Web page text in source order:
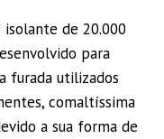
de 20.000
para
furada utilizados
comaltíssima
a sua forma de